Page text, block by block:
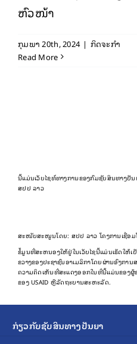
ຫົວໜ້າ
ກຸມພາ 20th, 2024 | ກິດຈະກຳ
Read More
ນີ້ແມ່ນເວັບໄຊທ໌ທາງການຂອງກົມຊັບສິນທາງປັ
ສປປ ລາວ
ສະໜັບສະໜູນໂດຍ: ສປປ ລາວ ໂຄງການເຊື່ອມໂ
ຂໍ້​ມູນ​ທີ່​ສະ​ຫນອງ​ໃຫ້​ຢູ່​ໃນ​ເວັບ​ໄຊ​ນີ້​ແມ່ນ​ເຮັດ​ໃຫ້​
ຂວາງ​ຂອງ​ປະ​ຊາ​ຊົນ​ອາ​ເມລິ​ກາ​ໂດຍ​ຜ່ານ​ອົງ​ກາ
ຄວາມຄິດເຫັນທີ່ສະແດງອອກໃນທີ່ນີ້ແມ່ນຂອງ
ຂອງ USAID ຫຼືລັດຖະບານສະຫະລັດ.
ກ່ຽວກັບຊັບສິນທາງປັນຍາ